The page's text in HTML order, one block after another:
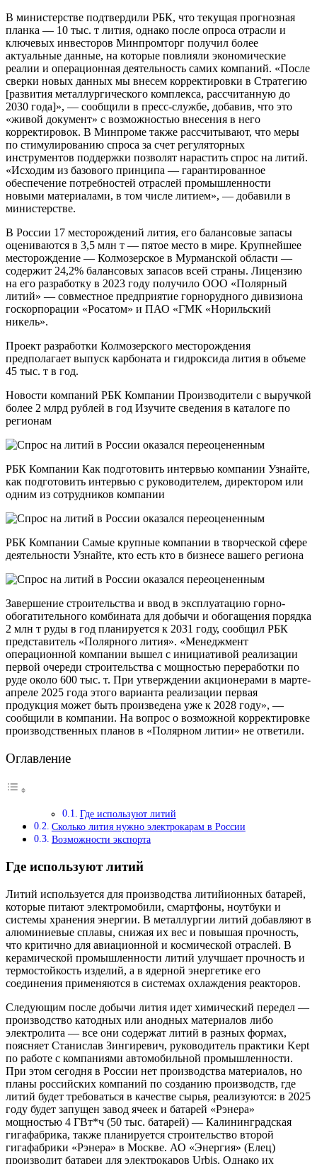
В министерстве подтвердили РБК, что текущая прогнозная
планка — 10 тыс. т лития, однако после опроса отрасли и
ключевых инвесторов Минпромторг получил более
актуальные данные, на которые повлияли экономические
реалии и операционная деятельность самих компаний. «После
сверки новых данных мы внесем корректировки в Стратегию
[развития металлургического комплекса, рассчитанную до
2030 года]», — сообщили в пресс-службе, добавив, что это
«живой документ» с возможностью внесения в него
корректировок. В Минпроме также рассчитывают, что меры
по стимулированию спроса за счет регуляторных
инструментов поддержки позволят нарастить спрос на литий.
«Исходим из базового принципа — гарантированное
обеспечение потребностей отраслей промышленности
новыми материалами, в том числе литием», — добавили в
министерстве.
В России 17 месторождений лития, его балансовые запасы
оцениваются в 3,5 млн т — пятое место в мире. Крупнейшее
месторождение — Колмозерское в Мурманской области —
содержит 24,2% балансовых запасов всей страны. Лицензию
на его разработку в 2023 году получило ООО «Полярный
литий» — совместное предприятие горнорудного дивизиона
госкорпорации «Росатом» и ПАО «ГМК «Норильский
никель».
Проект разработки Колмозерского месторождения
предполагает выпуск карбоната и гидроксида лития в объеме
45 тыс. т в год.
Новости компаний РБК Компании Производители с выручкой
более 2 млрд рублей в год Изучите сведения в каталоге по
регионам
РБК Компании Как подготовить интервью компании Узнайте,
как подготовить интервью с руководителем, директором или
одним из сотрудников компании
РБК Компании Самые крупные компании в творческой сфере
деятельности Узнайте, кто есть кто в бизнесе вашего региона
Завершение строительства и ввод в эксплуатацию горно-
обогатительного комбината для добычи и обогащения порядка
2 млн т руды в год планируется к 2031 году, сообщил РБК
представитель «Полярного лития». «Менеджмент
операционной компании вышел с инициативой реализации
первой очереди строительства с мощностью переработки по
руде около 600 тыс. т. При утверждении акционерами в марте-
апреле 2025 года этого варианта реализации первая
продукция может быть произведена уже к 2028 году», —
сообщили в компании. На вопрос о возможной корректировке
производственных планов в «Полярном литии» не ответили.
Оглавление
Где используют литий
Сколько лития нужно электрокарам в России
Возможности экспорта
Где используют литий
Литий используется для производства литийионных батарей,
которые питают электромобили, смартфоны, ноутбуки и
системы хранения энергии. В металлургии литий добавляют в
алюминиевые сплавы, снижая их вес и повышая прочность,
что критично для авиационной и космической отраслей. В
керамической промышленности литий улучшает прочность и
термостойкость изделий, а в ядерной энергетике его
соединения применяются в системах охлаждения реакторов.
Следующим после добычи лития идет химический передел —
производство катодных или анодных материалов либо
электролита — все они содержат литий в разных формах,
поясняет Станислав Зингиревич, руководитель практики Kept
по работе с компаниями автомобильной промышленности.
При этом сегодня в России нет производства материалов, но
планы российских компаний по созданию производств, где
литий будет требоваться в качестве сырья, реализуются: в 2025
году будет запущен завод ячеек и батарей «Рэнера»
мощностью 4 ГВт*ч (50 тыс. батарей) — Калининградская
гигафабрика, также планируется строительство второй
гигафабрики «Рэнера» в Москве. АО «Энергия» (Елец)
производит батареи для электрокаров Urbis. Однако их